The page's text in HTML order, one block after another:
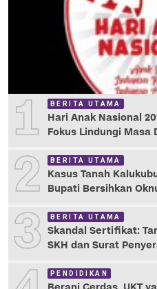
1 BERITA UTAMA
Hari Anak Nasional
Fokus Lindungi Masa
2 BERITA UTAMA
Kasus Tanah
Bupati Bersihkan
3 BERITA UTAMA
Skandal Sertifikat:
SKH dan Surat
PENDIDIKAN